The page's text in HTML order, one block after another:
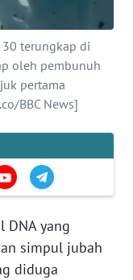
terungkap di
oleh pembunuh
pertama
BBC News]
DNA yang
simpul jubah
diduga